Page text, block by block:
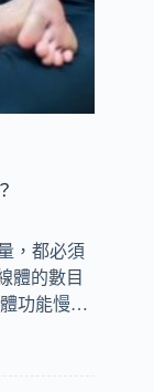
，都必須
體的數目
體功能慢…